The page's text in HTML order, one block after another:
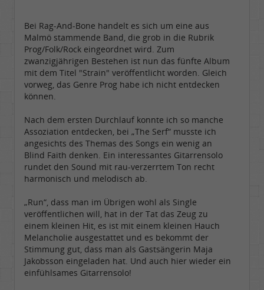
Bei Rag-And-Bone handelt es sich um eine aus
Malmö stammende Band, die grob in die Rubrik
Prog/Folk/Rock eingeordnet wird. Zum
zwanzigjährigen Bestehen ist nun das fünfte Album
mit dem Titel "Strain" veröffentlicht worden. Gleich
vorweg, das Genre Prog habe ich nicht entdecken
können.
Nach dem ersten Durchlauf konnte ich so manche
Assoziation entdecken, bei „The Serf“ musste ich
angesichts des Themas des Songs ein wenig an
Blind Faith denken. Ein interessantes Gitarrensolo
rundet den Sound mit rau-verzerrtem Ton recht
harmonisch und melodisch ab.
„Run“, dass man im Übrigen wohl als Single
veröffentlichen will, hat in der Tat das Zeug zu
einem kleinen Hit, es ist mit einem kleinen Hauch
Melancholie ausgestattet und es bekommt der
Stimmung gut, dass man als Gastsängerin Maja
Jakobsson eingeladen hat. Und auch hier wieder ein
einfühlsames Gitarrensolo!